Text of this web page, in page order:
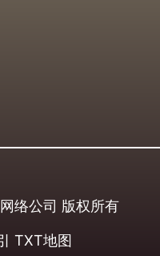
络公司 版权所有
TXT地图